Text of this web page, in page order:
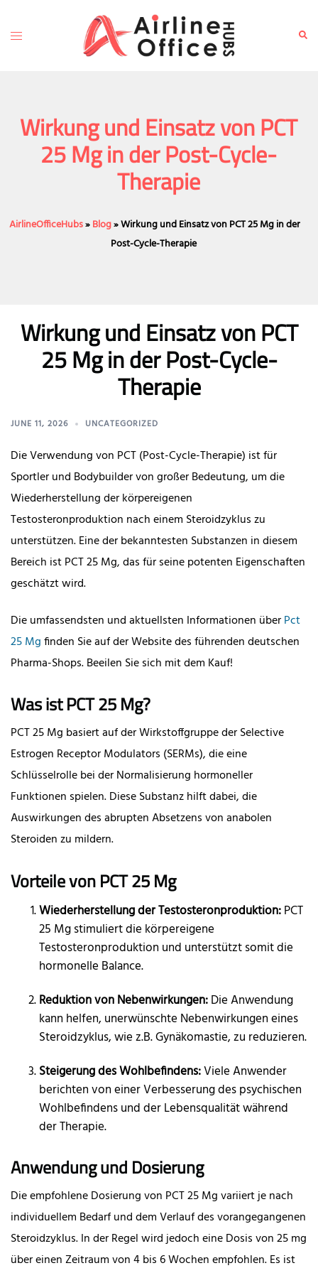
content
Toggle
Wirkung und Einsatz von PCT
25 Mg in der Post-Cycle-
Therapie
AirlineOfficeHubs»Blog»Wirkung und Einsatz von PCT 25 Mg in der
Post-Cycle-Therapie
Wirkung und Einsatz von PCT
25 Mg in der Post-Cycle-
Therapie
JUNE 11, 2026 UNCATEGORIZED
Die Verwendung von PCT (Post-Cycle-Therapie) ist für
Sportler und Bodybuilder von großer Bedeutung, um die
Wiederherstellung der körpereigenen
Testosteronproduktion nach einem Steroidzyklus zu
unterstützen. Eine der bekanntesten Substanzen in diesem
Bereich ist PCT 25 Mg, das für seine potenten Eigenschaften
geschätzt wird.
Die umfassendsten und aktuellsten Informationen überPct
25 Mgfinden Sie auf der Website des führenden deutschen
Pharma-Shops. Beeilen Sie sich mit dem Kauf!
Was ist PCT 25 Mg?
PCT 25 Mg basiert auf der Wirkstoffgruppe der Selective
Estrogen Receptor Modulators (SERMs), die eine
Schlüsselrolle bei der Normalisierung hormoneller
Funktionen spielen. Diese Substanz hilft dabei, die
Auswirkungen des abrupten Absetzens von anabolen
Steroiden zu mildern.
Vorteile von PCT 25 Mg
Wiederherstellung der Testosteronproduktion:PCT
25 Mg stimuliert die körpereigene
Testosteronproduktion und unterstützt somit die
hormonelle Balance.
Reduktion von Nebenwirkungen:Die Anwendung
kann helfen, unerwünschte Nebenwirkungen eines
Steroidzyklus, wie z.B. Gynäkomastie, zu reduzieren.
Steigerung des Wohlbefindens:Viele Anwender
berichten von einer Verbesserung des psychischen
Wohlbefindens und der Lebensqualität während
der Therapie.
Anwendung und Dosierung
Die empfohlene Dosierung von PCT 25 Mg variiert je nach
individuellem Bedarf und dem Verlauf des vorangegangenen
Steroidzyklus. In der Regel wird jedoch eine Dosis von 25 mg
über einen Zeitraum von 4 bis 6 Wochen empfohlen. Es ist